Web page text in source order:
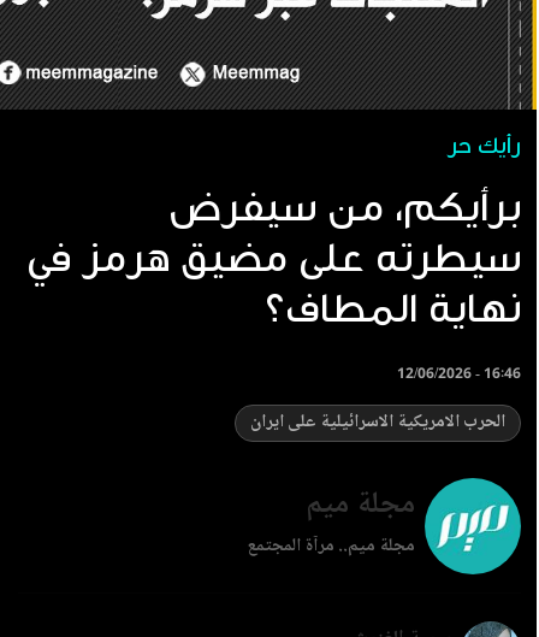
رأيك حر
برأيكم، من سيفرض
سيطرته على مضيق هرمز في
نهاية المطاف؟
12/06/2026 - 16:46
الحرب الامريكية الاسرائيلية على ايران
مجلة ميم
مجلة ميم.. مرآة المجتمع